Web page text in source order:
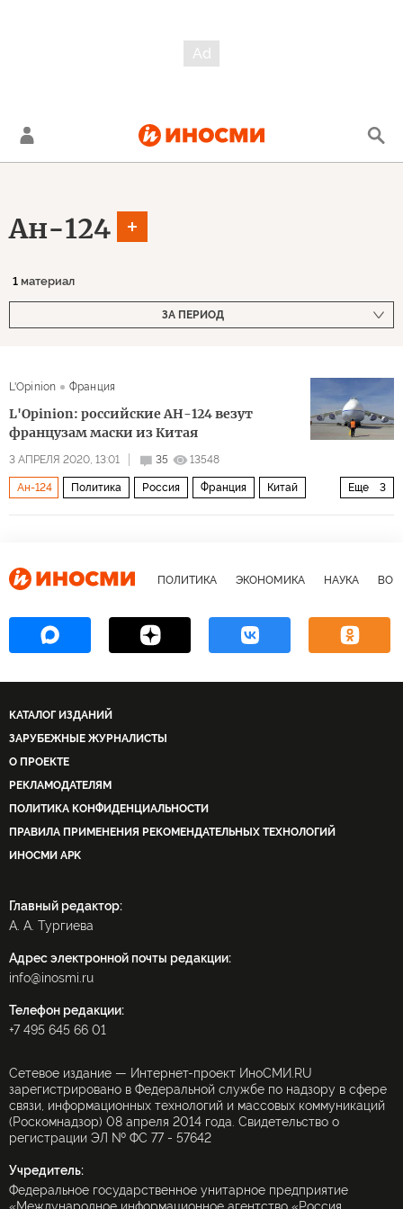
Ан-124
1 материал
ЗА ПЕРИОД
L'Opinion Франция
L'Opinion: российские АН-124 везут
французам маски из Китая
3 АПРЕЛЯ 2020, 13:01 35 13548
Еще 3
Ан-124 Политика Россия Франция Китай
ПОЛИТИКА ЭКОНОМИКА НАУКА
КАТАЛОГ ИЗДАНИЙ
ЗАРУБЕЖНЫЕ ЖУРНАЛИСТЫ
О ПРОЕКТЕ
РЕКЛАМОДАТЕЛЯМ
ПОЛИТИКА КОНФИДЕНЦИАЛЬНОСТИ
ПРАВИЛА ПРИМЕНЕНИЯ РЕКОМЕНДАТЕЛЬНЫХ ТЕХНОЛОГИЙ
ИНОСМИ APK
Главный редактор:
А. А. Тургиева
Адрес электронной почты редакции:
info@inosmi.ru
Телефон редакции:
+7 495 645 66 01
Сетевое издание — Интернет-проект ИноСМИ.RU
зарегистрировано в Федеральной службе по надзору в сфере
связи, информационных технологий и массовых коммуникаций
(Роскомнадзор) 08 апреля 2014 года. Свидетельство о
регистрации ЭЛ № ФС 77 - 57642
Учредитель:
Федеральное государственное унитарное предприятие